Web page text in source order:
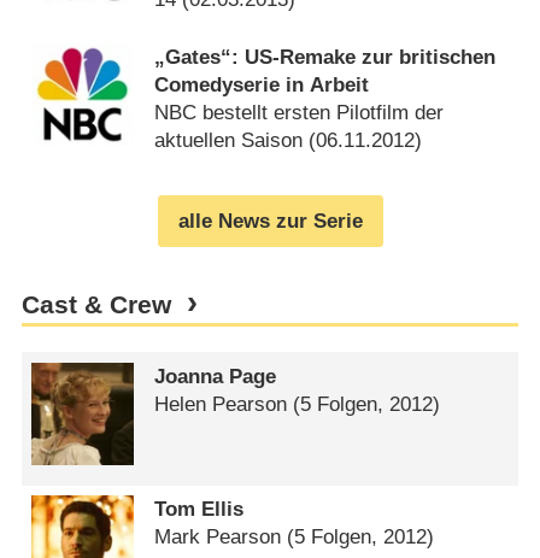
„Gates“: US-Remake zur britischen
Comedyserie in Arbeit
NBC bestellt ersten Pilotfilm der
aktuellen Saison (06.11.2012)
alle News zur Serie
Cast & Crew
Joanna Page
Helen Pearson (5 Folgen, 2012)
Tom Ellis
Mark Pearson (5 Folgen, 2012)